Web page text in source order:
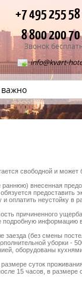
+7 495 255
8 800 200
Звонок
info@kvart-
свободной и
внесенная
предоставить
оплатить неустойку в
причиненного ущерба.
подробную
заезда (без смены
уборки -
оборудованы
суток
15 часов, в размере